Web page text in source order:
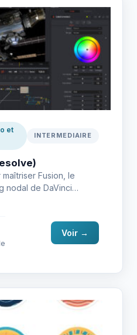
et
INTERMEDIAIRE
Fusion, le
nodal de DaVinci
Voir →